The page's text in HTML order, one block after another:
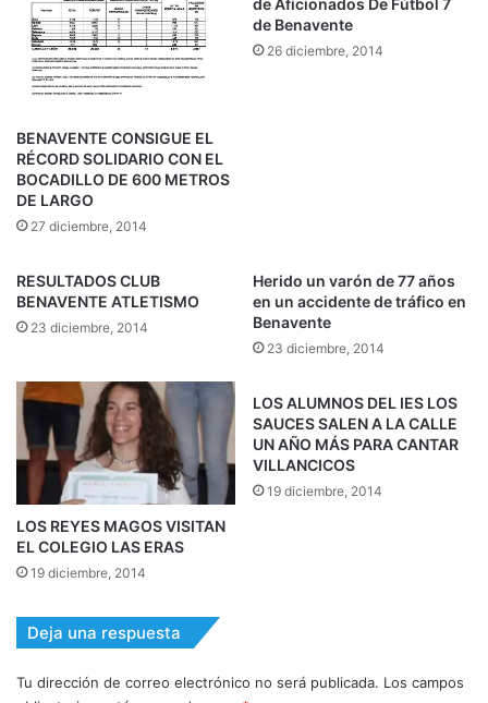
BENAVENTE CONSIGUE EL
RÉCORD SOLIDARIO CON EL
BOCADILLO DE 600 METROS
DE LARGO
27 diciembre, 2014
de Aficionados De Fútbol 7
de Benavente
26 diciembre, 2014
RESULTADOS CLUB
BENAVENTE ATLETISMO
23 diciembre, 2014
Herido un varón de 77 años
en un accidente de tráfico en
Benavente
23 diciembre, 2014
LOS REYES MAGOS VISITAN
EL COLEGIO LAS ERAS
19 diciembre, 2014
LOS ALUMNOS DEL IES LOS
SAUCES SALEN A LA CALLE
UN AÑO MÁS PARA CANTAR
VILLANCICOS
19 diciembre, 2014
Deja una respuesta
Tu dirección de correo electrónico no será publicada. Los campos